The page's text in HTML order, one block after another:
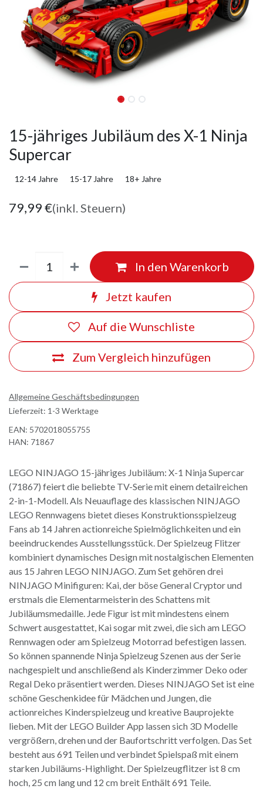
15-jähriges Jubiläum des X-1 Ninja
Supercar
12-14 Jahre 15-17 Jahre 18+ Jahre
79,99€(inkl. Steuern)
In den Warenkorb
Jetzt kaufen
Zum Vergleich hinzufügen
Auf die Wunschliste
Allgemeine Geschäftsbedingungen
Lieferzeit: 1-3 Werktage
EAN: 5702018055755
HAN: 71867
LEGO NINJAGO 15-jähriges Jubiläum: X-1 Ninja Supercar
(71867) feiert die beliebte TV-Serie mit einem detailreichen
2-in-1-Modell. Als Neuauflage des klassischen NINJAGO
LEGO Rennwagens bietet dieses Konstruktionsspielzeug
Fans ab 14 Jahren actionreiche Spielmöglichkeiten und ein
beeindruckendes Ausstellungsstück. Der Spielzeug Flitzer
kombiniert dynamisches Design mit nostalgischen Elementen
aus 15 Jahren LEGO NINJAGO. Zum Set gehören drei
NINJAGO Minifiguren: Kai, der böse General Cryptor und
erstmals die Elementarmeisterin des Schattens mit
Jubiläumsmedaille. Jede Figur ist mit mindestens einem
Schwert ausgestattet, Kai sogar mit zwei, die sich am LEGO
Rennwagen oder am Spielzeug Motorrad befestigen lassen.
So können spannende Ninja Spielzeug Szenen aus der Serie
nachgespielt und anschließend als Kinderzimmer Deko oder
Regal Deko präsentiert werden. Dieses NINJAGO Set ist eine
schöne Geschenkidee für Mädchen und Jungen, die
actionreiches Kinderspielzeug und kreative Bauprojekte
lieben. Mit der LEGO Builder App lassen sich 3D Modelle
vergrößern, drehen und der Baufortschritt verfolgen. Das Set
besteht aus 691 Teilen und verbindet Spielspaß mit einem
starken Jubiläums-Highlight. Der Spielzeugflitzer ist 8 cm
hoch, 25 cm lang und 12 cm breit Enthält 691 Teile.